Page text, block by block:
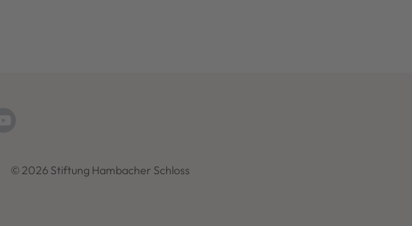
© 2026 Stiftung Hambacher Schloss